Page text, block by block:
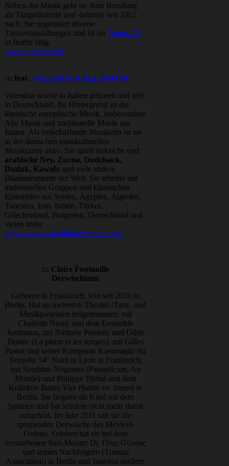
Neben der Musik geht sie ihrer Berufung
als Tangotänzerin und -lehrerin seit 2002
nach. Sie organisiert diverse
Tanzveranstaltungen und ist als Tango-DJ
in Berlin tätig.
www.liliakeller.de
::: feat. VALENTINA BELANOVA
Valentina wurde in Italien geboren und lebt
in Deutschland. Ihr Hintergrund ist die
klassische europäische Musik, insbesondere
Alte Musik und traditionelle Musik aus
Italien. Als freischaffende Musikerin ist sie
in der deutschen transkulturellen
Musikszene aktiv. Sie spielt türkische und
arabische Ney, Zurna, Dudelsack,
Duduk, Kawala und viele andere
Blasinstrumente der Welt. Sie arbeitet mit
traditionellen Gruppen und klassischen
Ensembles aus Syrien, Ägypten, Algerien,
Tunesien, Iran, Italien, Türkei,
Griechenland, Bulgarien, Deutschland und
vielen mehr.
https://www.valentinabellanova.com/
::: Claire Fontanille
Derwischtanz
Geboren in Frankreich, lebt seit 2010 in
Berlin. Hat an mehreren Theater-/Tanz- und
Musikprojekten teilgenommen: mit
Charlotte Nessy und dem Ensemble
Justiniana, mit Nathalie Pernette und Odile
Duboc (La pierre et les songes), mit Gilles
Pastor und seiner Kompanie Kastoragile für
Tempête 54° Nord in Lyon in Frankreich,
mit Sandrine Nogueira (Panopticum, Au
Monde) und Philippe Tibbal und dem
Kollektiv Bantu Vier (Sartre vs. Street) in
Berlin. Sie begann als Kind mit dem
Spinnen und hat seitdem nicht mehr damit
aufgehört. Im Jahr 2011 sah sie die
spinnenden Derwische des Mevlevi-
Ordens. Seitdem hat sie bei dem
verstorbenen Sufi-Meister Dr. Oruç Güvenç
und seinen Nachfolgern (Tümata
Association) in Berlin und Istanbul studiert.